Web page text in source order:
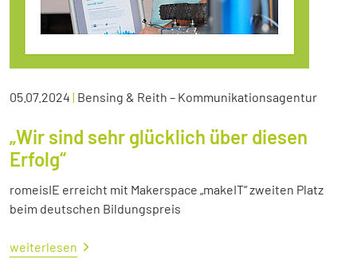
05.07.2024 | Bensing & Reith – Kommunikationsagentur
„Wir sind sehr glücklich über diesen
Erfolg“
romeisIE erreicht mit Makerspace „makeIT“ zweiten Platz
beim deutschen Bildungspreis
weiterlesen